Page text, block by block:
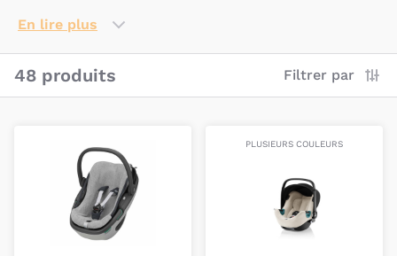
résiste à une housse de siège-auto lavable en
machine.
Certaines housses de sièges-auto sont également
pendant les grosses chaleurs estivales ou les mois
plus froids de l'hiver.
Les housses de protection de banquette servent à
protéger les sièges de votre voiture des frottements
En lire plus
48 produits Filtrer par
PLUSIEURS COULEURS